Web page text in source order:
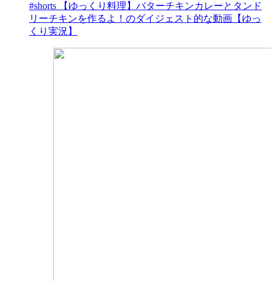
#shorts 【ゆっくり料理】バターチキンカレーとタンド
リーチキンを作るよ！のダイジェスト的な動画【ゆっ
くり実況】